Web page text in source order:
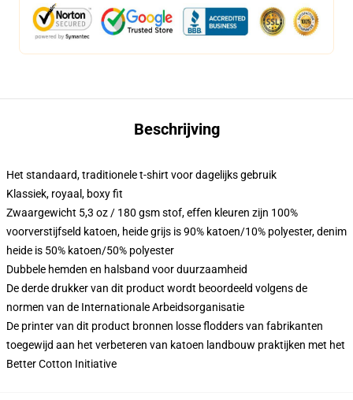
Beschrijving
Het standaard, traditionele t-shirt voor dagelijks gebruik
Klassiek, royaal, boxy fit
Zwaargewicht 5,3 oz / 180 gsm stof, effen kleuren zijn 100%
voorverstijfseld katoen, heide grijs is 90% katoen/10% polyester, denim
heide is 50% katoen/50% polyester
Dubbele hemden en halsband voor duurzaamheid
De derde drukker van dit product wordt beoordeeld volgens de
normen van de Internationale Arbeidsorganisatie
De printer van dit product bronnen losse flodders van fabrikanten
toegewijd aan het verbeteren van katoen landbouw praktijken met het
Better Cotton Initiative